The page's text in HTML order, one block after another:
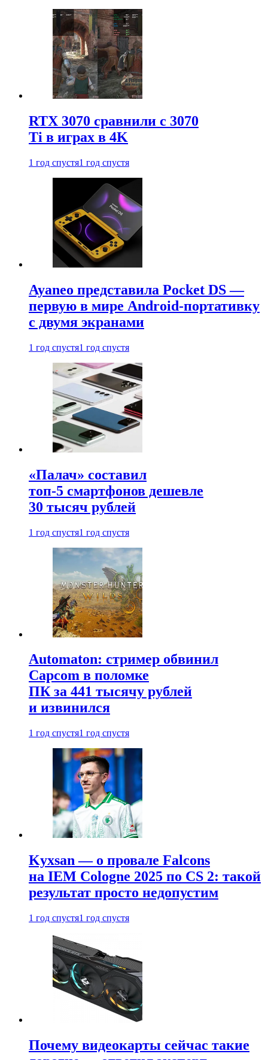
RTX 3070 сравнили с 3070
Ti в играх в 4K
1 год спустя1 год спустя
Ayaneo представила Pocket DS —
первую в мире Android-портативку
с двумя экранами
1 год спустя1 год спустя
«Палач» составил
топ-5 смартфонов дешевле
30 тысяч рублей
1 год спустя1 год спустя
Automaton: стример обвинил
Capcom в поломке
ПК за 441 тысячу рублей
и извинился
1 год спустя1 год спустя
Kyxsan — о провале Falcons
на IEM Cologne 2025 по CS 2: такой
результат просто недопустим
1 год спустя1 год спустя
Почему видеокарты сейчас такие